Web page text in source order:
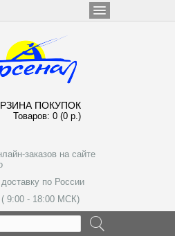
ПОКУПОК
Товаров: 0 (0 р.)
заказов на сайте
по России
( 9:00 - 18:00 МСК)